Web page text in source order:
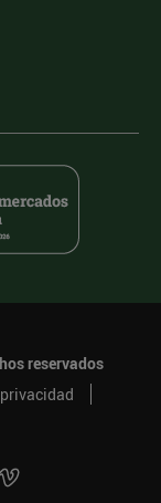
reservados